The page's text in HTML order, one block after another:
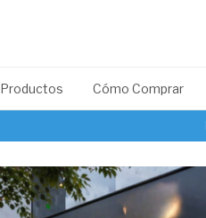
Productos Cómo Comprar